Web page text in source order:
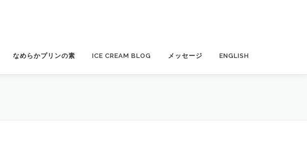
なめらかプリンの素 ICE CREAM BLOG メッセージ ENGLISH